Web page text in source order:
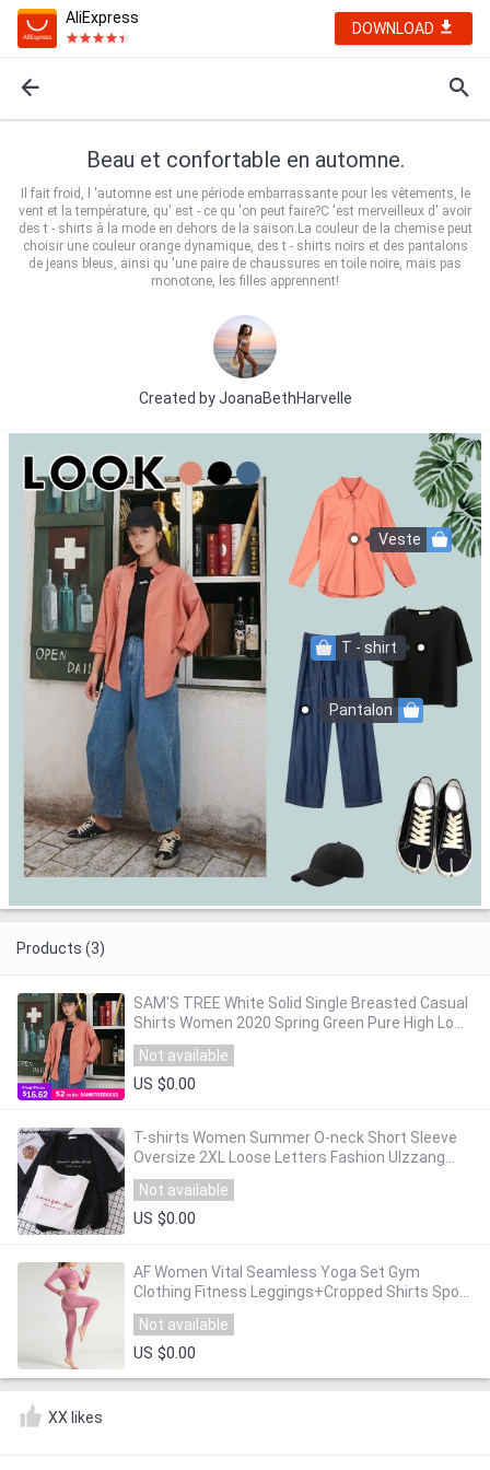
AliExpress
DOWNLOAD
Beau et confortable en automne.
Il fait froid, l 'automne est une période embarrassante pour les vêtements, le
vent et la température, qu' est - ce qu 'on peut faire?C 'est merveilleux d' avoir
des t - shirts à la mode en dehors de la saison.La couleur de la chemise peut
choisir une couleur orange dynamique, des t - shirts noirs et des pantalons
de jeans bleus, ainsi qu 'une paire de chaussures en toile noire, mais pas
monotone, les filles apprennent!
Created byJoanaBethHarvelle
Veste
T - shirt
Pantalon
Products (3)
SAM'S TREE White Solid Single Breasted Casual
Shirts Women 2020 Spring Green Pure High Low
Long Sleeve Female Korean Daily Top
Not available
US $0.00
T-shirts Women Summer O-neck Short Sleeve
Oversize 2XL Loose Letters Fashion Ulzzang
Leisure Tees Korean Style Womens Tshirts
Not available
US $0.00
AF Women Vital Seamless Yoga Set Gym
Clothing Fitness Leggings+Cropped Shirts Sport
Suit Women Long Sleeve Tracksuit Active Wear
Not available
US $0.00
XX likes